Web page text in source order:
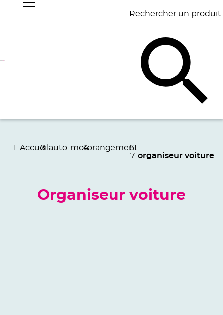
Rechercher un produit
BAGAGERIE BUREAU
Accueil auto-motorangement
organiseur voiture
Organiseur voiture